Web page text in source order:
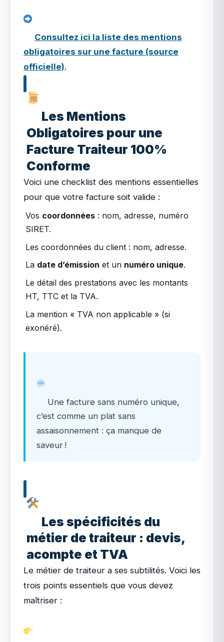
Consultez ici la liste des mentions
obligatoires sur une facture (source
officielle).
Les Mentions
Obligatoires pour une
Facture Traiteur 100%
Conforme
Voici une checklist des mentions essentielles
pour que votre facture soit valide :
Vos coordonnées : nom, adresse, numéro
SIRET.
Les coordonnées du client : nom, adresse.
La date d’émission et un numéro unique.
Le détail des prestations avec les montants
HT, TTC et la TVA.
La mention « TVA non applicable » (si
exonéré).
Une facture sans numéro unique,
c’est comme un plat sans
assaisonnement : ça manque de
saveur !
Les spécificités du
métier de traiteur : devis,
acompte et TVA
Le métier de traiteur a ses subtilités. Voici les
trois points essentiels que vous devez
maîtriser :